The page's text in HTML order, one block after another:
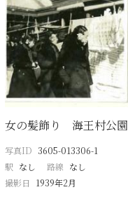
女の髪飾り 海王村公園
写真ID 3605-013306-1
駅 なし 路線 なし
撮影日
1939年2月